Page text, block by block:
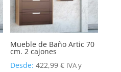
Mueble de Baño Artic 70
cm. 2 cajones
Desde:422,99€ IVA y